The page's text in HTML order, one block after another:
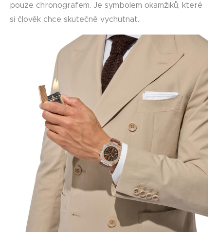
pouze chronografem. Je symbolem okamžiků, které
si člověk chce skutečně vychutnat.